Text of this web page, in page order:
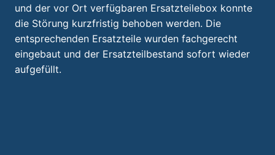
und der vor Ort verfügbaren Ersatzteilebox konnte
die Störung kurzfristig behoben werden. Die
entsprechenden Ersatzteile wurden fachgerecht
eingebaut und der Ersatzteilbestand sofort wieder
aufgefüllt.